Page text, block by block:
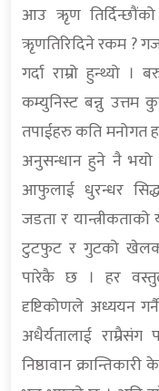
आउ ऋृण
ऋृणतिरिदिने रकम ?
गर्दा राम्रो हुन्थ्यो
कम्युनिस्ट बन्नु उत्तम
तपाईहरु कति मनोगत
अनुसन्धान हुने नै भयो
आफुलाई धुरन्धर
जडता र
टुटफुट र गुटको
पारेकै छ । हर
दृष्टिकोणले अध्ययन
अधैर्यतालाई
निष्ठावान क्रान्तिकारी